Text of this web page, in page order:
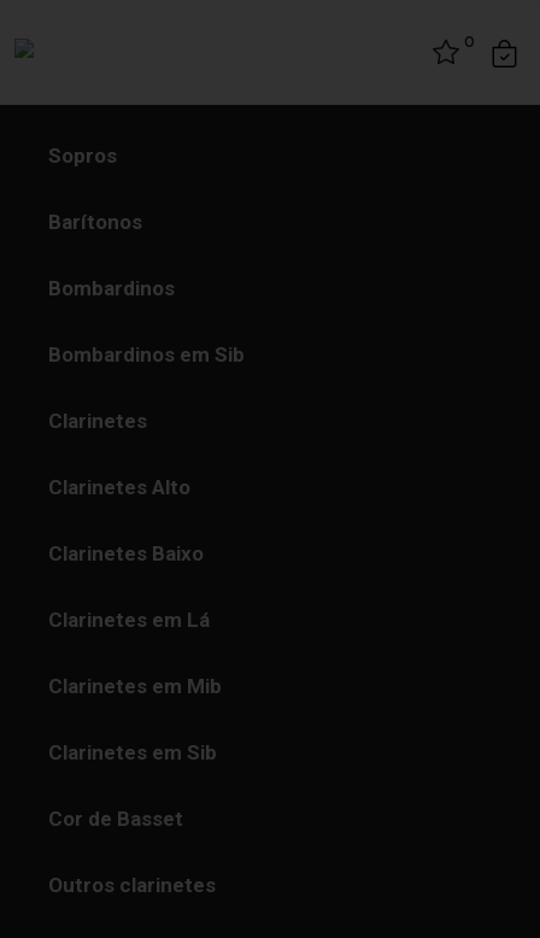
0
Sopros
Barítonos
Bombardinos
Bombardinos em Sib
Clarinetes
Clarinetes Alto
Clarinetes Baixo
Clarinetes em Lá
Clarinetes em Mib
Clarinetes em Sib
Cor de Basset
Outros clarinetes